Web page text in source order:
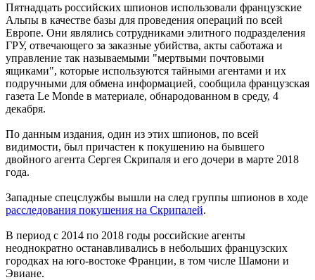
Пятнадцать российских шпионов использовали французские
Альпы в качестве базы для проведения операций по всей
Европе. Они являлись сотрудниками элитного подразделения
ГРУ, отвечающего за заказные убийства, акты саботажа и
управление так называемыми "мертвыми почтовыми
ящиками", которые используются тайными агентами и их
подручными для обмена информацией, сообщила французская
газета Le Monde в материале, обнародованном в среду, 4
декабря.
По данным издания, один из этих шпионов, по всей
видимости, был причастен к покушению на бывшего
двойного агента Сергея Скрипаля и его дочери в марте 2018
года.
Западные спецслужбы вышли на след группы шпионов в ходе
расследования покушения на Скрипалей.
В период с 2014 по 2018 годы российские агенты
неоднократно останавливались в небольших французских
городках на юго-востоке Франции, в том числе Шамони и
Эвиане.